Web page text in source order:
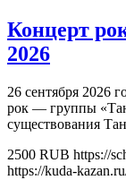
Концерт
2026
26 сентября 2026
рок — группы
существования
2500 RUB https://
https://kuda-